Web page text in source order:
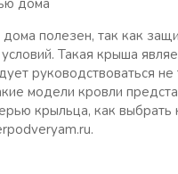
полезен, так как
Такая крыша
руководствоваться не
модели кровли
крыльца, как выбрать